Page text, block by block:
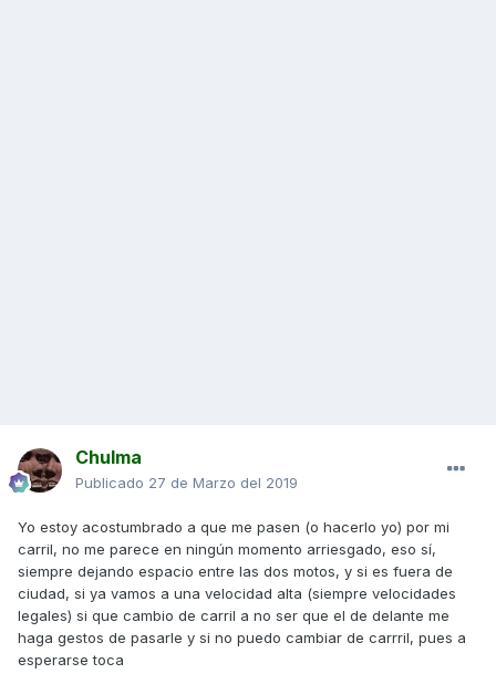
Chulma
Publicado 27 de Marzo del 2019
Yo estoy acostumbrado a que me pasen (o hacerlo yo) por mi
carril, no me parece en ningún momento arriesgado, eso sí,
siempre dejando espacio entre las dos motos, y si es fuera de
ciudad, si ya vamos a una velocidad alta (siempre velocidades
legales) si que cambio de carril a no ser que el de delante me
haga gestos de pasarle y si no puedo cambiar de carrril, pues a
esperarse toca